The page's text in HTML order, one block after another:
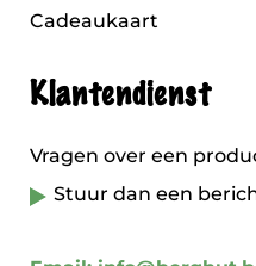
Cadeaukaart
Klantendienst
Vragen over een
Stuur dan een